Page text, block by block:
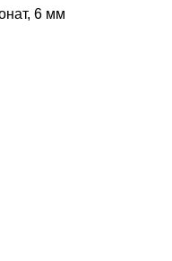
, 6 мм